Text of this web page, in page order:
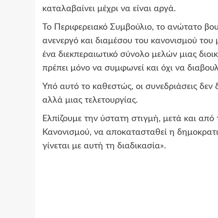
καταλαβαίνει μέχρι να είναι αργά.
Το Περιφερειακό Συμβούλιο, το ανώτατο
ανενεργό και διαμέσου του κανονισμού
ένα διεκπεραιωτικό σύνολο μελών μιας
πρέπει μόνο να συμφωνεί και όχι να
Υπό αυτό το καθεστώς, οι συνεδριάσεις
αλλά μιας τελετουργίας.
Ελπίζουμε την ύστατη στιγμή, μετά και
Κανονισμού, να αποκατασταθεί η
γίνεται με αυτή τη διαδικασία».